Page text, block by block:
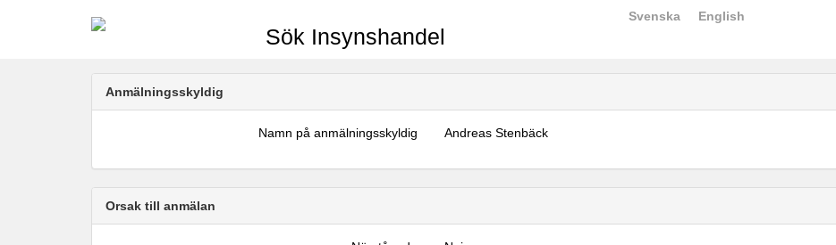
Sök Insynshandel
Svenska English
Anmälningsskyldig
Namn på anmälningsskyldig Andreas Stenbäck
Orsak till anmälan